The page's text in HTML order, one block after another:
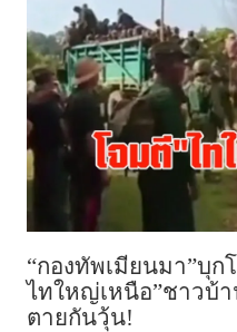
“กองทัพเมียนมา”บุ
ไทใหญ่เหนือ”ชาวบ้
ตายกันวุ้น!